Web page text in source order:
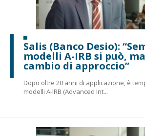
Salis (Banco Desio):
modelli A-IRB si può,
cambio di approccio”
Dopo oltre 20 anni di applicazione, è
modelli A-IRB (Advanced Int...